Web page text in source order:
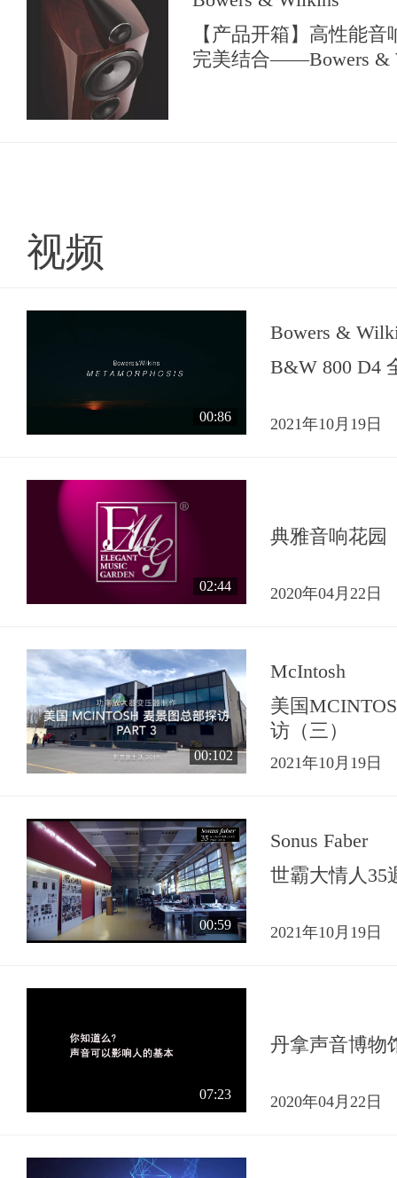
【产品开箱】高性能
完美结合——Bowers &
视频
00:86
Bowers &
B&W 800 D4
2021年10月19日
02:44
典雅音响花园
2020年04月22日
00:102
McIntosh
美国
访（三）
2021年10月19日
00:59
Sonus Faber
世霸大情人35
2021年10月19日
07:23
丹拿声音博物
2020年04月22日